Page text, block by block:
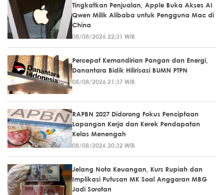
Tingkatkan Penjualan, Apple Buka Akses AI
Qwen Milik Alibaba untuk Pengguna Mac di
China
08/08/2026 22:31 WIB
Percepat Kemandirian Pangan dan Energi,
Danantara Bidik Hilirisasi BUMN PTPN
08/08/2026 21:37 WIB
RAPBN 2027 Didorong Fokus Penciptaan
Lapangan Kerja dan Kerek Pendapatan
Kelas Menengah
08/08/2026 20:32 WIB
Jelang Nota Keuangan, Kurs Rupiah dan
Implikasi Putusan MK Soal Anggaran MBG
Jadi Sorotan